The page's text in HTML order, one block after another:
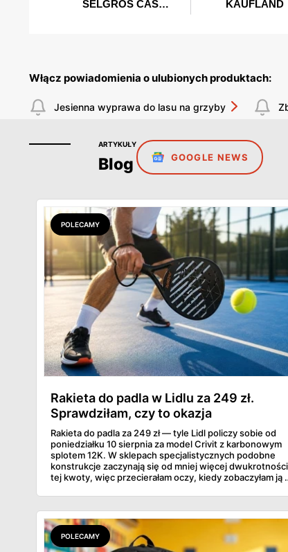
Włącz powiadomienia o ulubionych produktach:
Jesienna wyprawa do lasu na grzyby
ARTYKUŁY
Blog GOOGLE NEWS
POLECAMY
Rakieta do padla w Lidlu za 249 zł.
Sprawdziłam, czy to okazja
Rakieta do padla za 249 zł — tyle Lidl policzy sobie od
poniedziałku 10 sierpnia za model Crivit z karbonowym
splotem 12K. W sklepach specjalistycznych podobne
konstrukcje zaczynają się od mniej więcej dwukrotności
tej kwoty, więc przecierałam oczy, kiedy zobaczyłam ją
najszybciej rosnący sport w Polsce: kortów przybywa
lawinowo, a chętnych jeszcze szybciej. Sprawdziłam, co
dokładnie dostajemy za te pieniądze i komu taka rakieta
faktycznie wystarczy.
POLECAMY